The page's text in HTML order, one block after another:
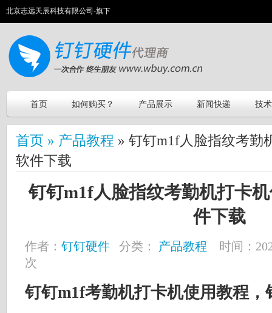
北京志远天辰科技有限公司-旗下
首页 如何购买？ 产品展示 新闻快递 技
首页 » 产品教程 » 钉钉m1f人脸指纹考勤
软件下载
钉钉m1f人脸指纹考勤机打卡
件下载
作者： 钉钉硬件 分类： 产品教程
时间：
次
钉钉m1f考勤机打卡机使用教程，